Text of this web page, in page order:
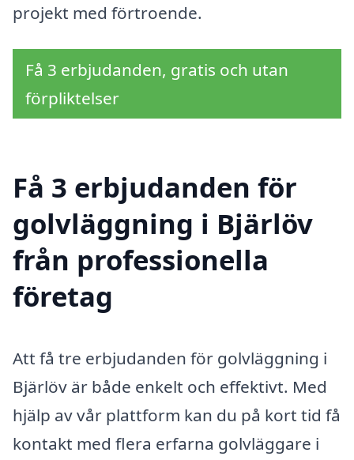
projekt med förtroende.
Få 3 erbjudanden, gratis och utan
förpliktelser
Få 3 erbjudanden för
golvläggning i Bjärlöv
från professionella
företag
Att få tre erbjudanden för golvläggning i
Bjärlöv är både enkelt och effektivt. Med
hjälp av vår plattform kan du på kort tid få
kontakt med flera erfarna golvläggare i